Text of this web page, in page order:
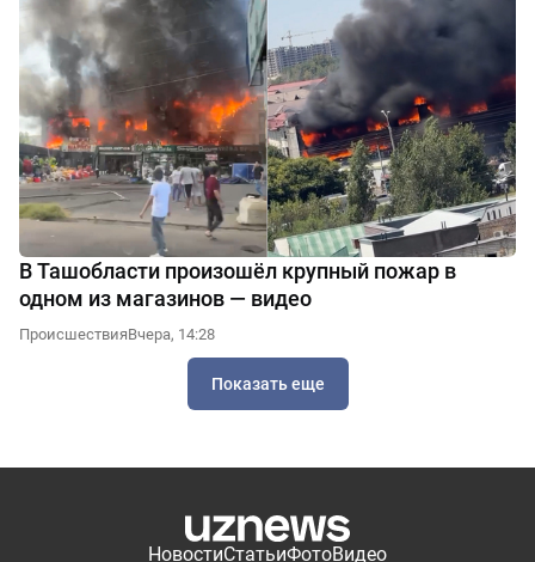
В Ташобласти произошёл крупный пожар в
одном из магазинов — видео
ПроисшествияВчера, 14:28
Показать еще
НовостиСтатьиФотоВидео